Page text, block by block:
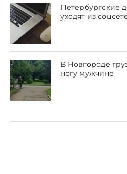
Петербургские
уходят из
В Новгороде
ногу мужчине